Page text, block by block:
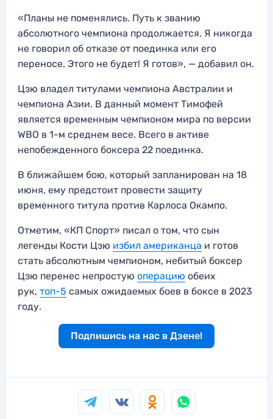
«Планы не поменялись. Путь к званию
абсолютного чемпиона продолжается. Я никогда
не говорил об отказе от поединка или его
переносе. Этого не будет! Я готов», — добавил он.
Цзю владел титулами чемпиона Австралии и
чемпиона Азии. В данный момент Тимофей
является временным чемпионом мира по версии
WBO в 1-м среднем весе. Всего в активе
непобежденного боксера 22 поединка.
В ближайшем бою, который запланирован на 18
июня, ему предстоит провести защиту
временного титула против Карлоса Окампо.
Отметим, «КП Спорт» писал о том, что сын
легенды Кости Цзю избил американца и готов
стать абсолютным чемпионом, небитый боксер
Цзю перенес непростую операцию обеих
рук, топ-5 самых ожидаемых боев в боксе в 2023
году.
Подпишись на нас в Дзене!